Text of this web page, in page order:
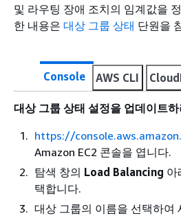
및 라우팅 장애 조치의 임계값을
한 내용은 대상 그룹 상태 단원을
Console AWS CLI
대상 그룹 상태 설정을 업데이트
https://
Amazon EC2 콘솔을 엽니다.
탐색 창의 Load Balancing 아
택합니다.
대상 그룹의 이름을 선택하여